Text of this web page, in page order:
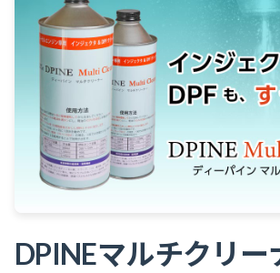
DPINEマルチクリー